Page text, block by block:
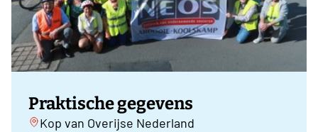
Praktische gegevens
Kop van Overijse Nederland